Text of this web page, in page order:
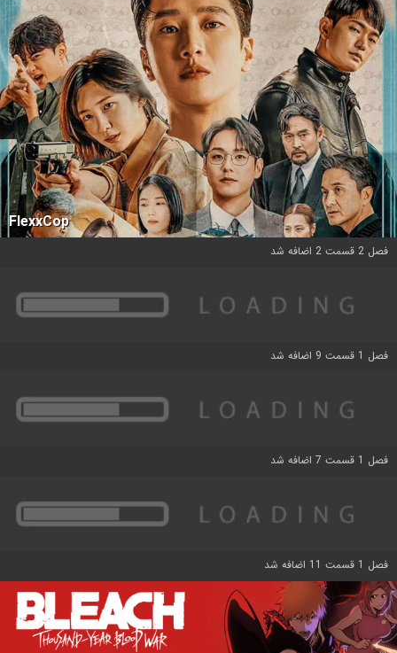
FlexxCop
فصل 2 قسمت 2 اضافه شد
فصل 1 قسمت 9 اضافه شد
فصل 1 قسمت 7 اضافه شد
فصل 1 قسمت 11 اضافه شد